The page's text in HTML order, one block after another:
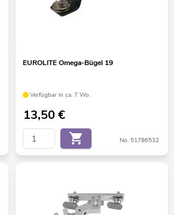
EUROLITE Omega-Bügel 19
Verfügbar in ca. 7 Wo.
13,50€
No. 51786532